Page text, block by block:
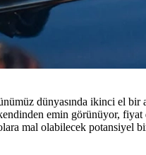
dünyasında ikinci
emin görünüyor,
mal olabilecek